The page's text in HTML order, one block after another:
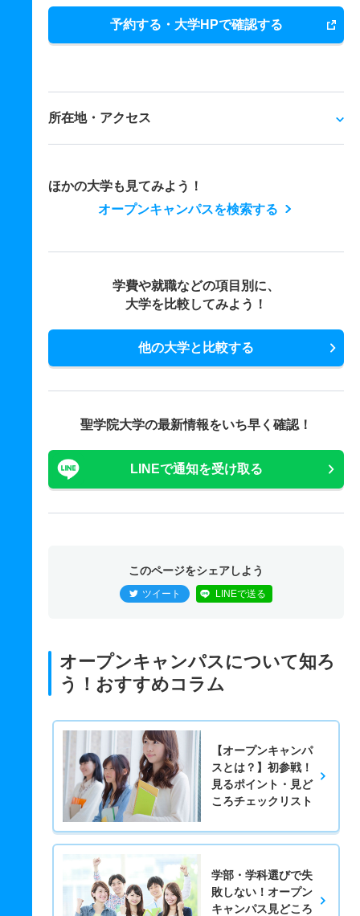
予約する・大学HPで確認する
所在地・アクセス
ほかの大学も見てみよう！
オープンキャンパスを検索する
学費や就職などの項目別に、
大学を比較してみよう！
他の大学と比較する
聖学院大学の最新情報をいち早く確認！
LINEで通知を受け取る
このページをシェアしよう
ツイート LINEで送る
オープンキャンパスについて知ろ
う！おすすめコラム
【オープンキャンパ
スとは？】初参戦！
見るポイント・見ど
ころチェックリスト
学部・学科選びで失
敗しない！オープン
キャンパス見どころ